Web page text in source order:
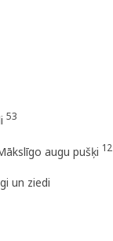
53
augu pušķi 12
un ziedi